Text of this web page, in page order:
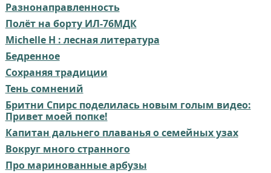
Разнонаправленность
Полёт на борту ИЛ-76МДК
Michelle H : лесная литература
Бедренное
Сохраняя традиции⁠⁠
Тень сомнений
Бритни Спирс поделилась новым голым видео:
Привет моей попке!
Капитан дальнего плаванья о семейных узах
Вокруг много странного
Про маринованные арбузы